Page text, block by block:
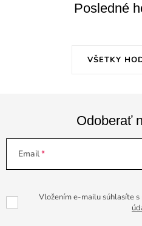
Posledné
VŠETKY
Odoberať
Email
Vložením e-mailu súhlasíte s